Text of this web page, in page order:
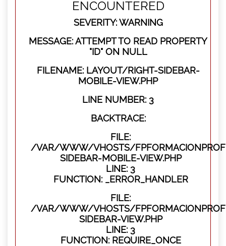
ENCOUNTERED
SEVERITY: WARNING
MESSAGE: ATTEMPT TO READ PROPERTY
"ID" ON NULL
FILENAME: LAYOUT/RIGHT-SIDEBAR-
MOBILE-VIEW.PHP
LINE NUMBER: 3
BACKTRACE:
FILE:
/VAR/WWW/VHOSTS/
SIDEBAR-MOBILE-VIEW.PHP
LINE: 3
FUNCTION: _ERROR_HANDLER
FILE:
/VAR/WWW/VHOSTS/
SIDEBAR-VIEW.PHP
LINE: 3
FUNCTION: REQUIRE_ONCE